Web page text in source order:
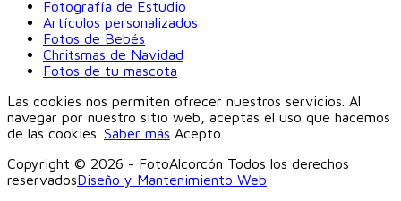
Fotografía de Estudio
Artículos personalizados
Fotos de Bebés
Chritsmas de Navidad
Fotos de tu mascota
Las cookies nos permiten ofrecer nuestros servicios. Al
navegar por nuestro sitio web, aceptas el uso que hacemos
de las cookies. Saber más Acepto
Copyright © 2026 - FotoAlcorcón Todos los derechos
reservadosDiseño y Mantenimiento Web